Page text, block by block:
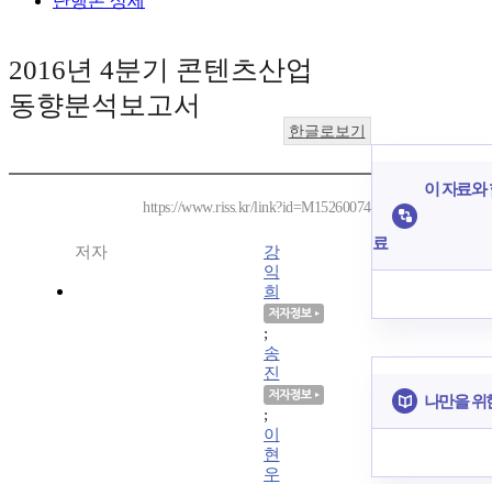
2016년 4분기 콘텐츠산업
동향분석보고서
한글로보기
https://www.riss.kr/link?id=M15260074
저자
강
익
희
;
송
진
;
이
현
우
이 자료와
료
나만을 위